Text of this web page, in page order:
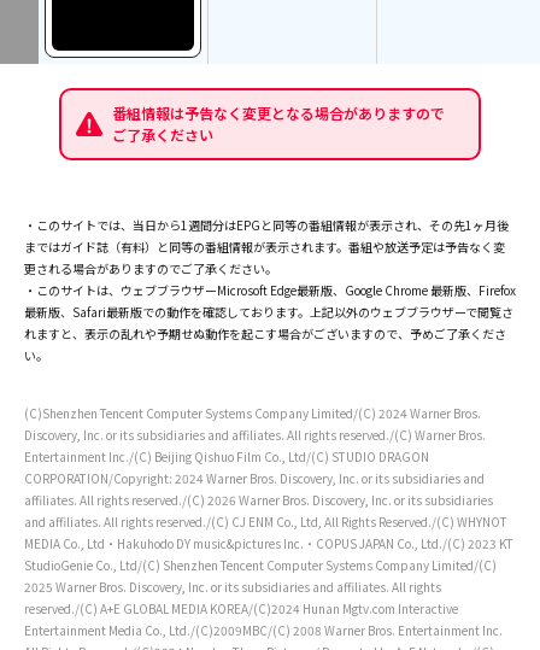
番組情報は予告なく変更となる場合がありますので
ご了承ください
・このサイトでは、当日から1週間分はEPGと同等の番組情報が表示され、その先1ヶ月後
まではガイド誌（有料）と同等の番組情報が表示されます。番組や放送予定は予告なく変
更される場合がありますのでご了承ください。
・このサイトは、ウェブブラウザーMicrosoft Edge最新版、Google Chrome 最新版、Firefox
最新版、Safari最新版での動作を確認しております。上記以外のウェブブラウザーで閲覧さ
れますと、表示の乱れや予期せぬ動作を起こす場合がございますので、予めご了承くださ
い。
(C)Shenzhen Tencent Computer Systems Company Limited/(C) 2024 Warner Bros.
Discovery, Inc. or its subsidiaries and affiliates. All rights reserved./(C) Warner Bros.
Entertainment Inc./(C) Beijing Qishuo Film Co., Ltd/(C) STUDIO DRAGON
CORPORATION/Copyright: 2024 Warner Bros. Discovery, Inc. or its subsidiaries and
affiliates. All rights reserved./(C) 2026 Warner Bros. Discovery, Inc. or its subsidiaries
and affiliates. All rights reserved./(C) CJ ENM Co., Ltd, All Rights Reserved./(C) WHYNOT
MEDIA Co., Ltd・Hakuhodo DY music&pictures Inc.・COPUS JAPAN Co., Ltd./(C) 2023 KT
StudioGenie Co., Ltd/(C) Shenzhen Tencent Computer Systems Company Limited/(C)
2025 Warner Bros. Discovery, Inc. or its subsidiaries and affiliates. All rights
reserved./(C) A+E GLOBAL MEDIA KOREA/(C)2024 Hunan Mgtv.com Interactive
Entertainment Media Co., Ltd./(C)2009MBC/(C) 2008 Warner Bros. Entertainment Inc.